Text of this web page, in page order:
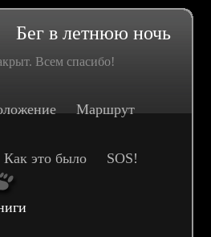
Бег в летнюю ночь
Всем спасибо!
Маршрут
Как это было SOS!